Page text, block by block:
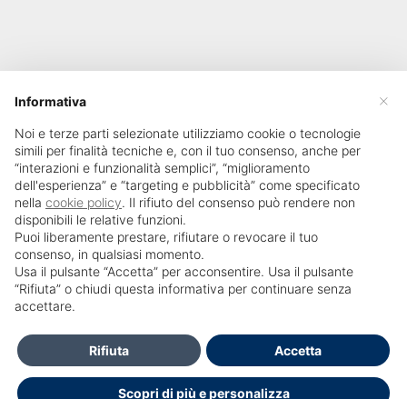
SailPortal 8.5.1 build 18
Contatti
Per Informazioni e accesso al portale Contattare Centro Studi
×
Informativa
Noi e terze parti selezionate utilizziamo cookie o tecnologie
simili per finalità tecniche e, con il tuo consenso, anche per
“interazioni e funzionalità semplici”, “miglioramento
dell'esperienza” e “targeting e pubblicità” come specificato
nella cookie policy. Il rifiuto del consenso può rendere non
disponibili le relative funzioni.
Puoi liberamente prestare, rifiutare o revocare il tuo
consenso, in qualsiasi momento.
Usa il pulsante “Accetta” per acconsentire. Usa il pulsante
“Rifiuta” o chiudi questa informativa per continuare senza
accettare.
Scopri di più e personalizza
Rifiuta Accetta